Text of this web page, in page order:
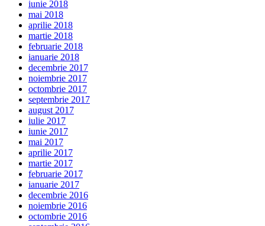
iunie 2018
mai 2018
aprilie 2018
martie 2018
februarie 2018
ianuarie 2018
decembrie 2017
noiembrie 2017
octombrie 2017
septembrie 2017
august 2017
iulie 2017
iunie 2017
mai 2017
aprilie 2017
martie 2017
februarie 2017
ianuarie 2017
decembrie 2016
noiembrie 2016
octombrie 2016